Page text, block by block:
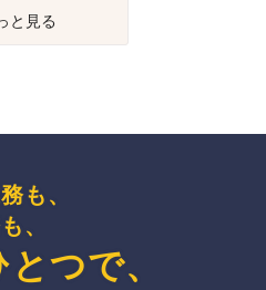
と見る
も、
、
とつで、